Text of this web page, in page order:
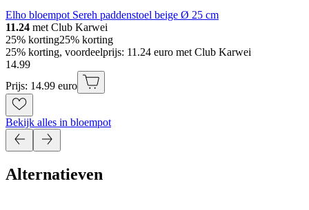
Elho bloempot Sereh paddenstoel beige Ø 25 cm
11.24 met Club Karwei
25% korting25% korting
25% korting, voordeelprijs: 11.24 euro met Club Karwei
14.99
Prijs: 14.99 euro
Bekijk alles in bloempot
Alternatieven